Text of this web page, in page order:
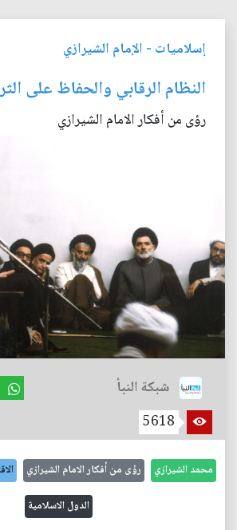
إسلاميات - الإمام الشيرازي
النظام الرقابي والحفاظ على
رؤى من أفكار الامام الشيرازي
شبكة النبأ
5618
محمد الشيرازي رؤى من أفكار الامام الشيرازي
الدول الاسلامية